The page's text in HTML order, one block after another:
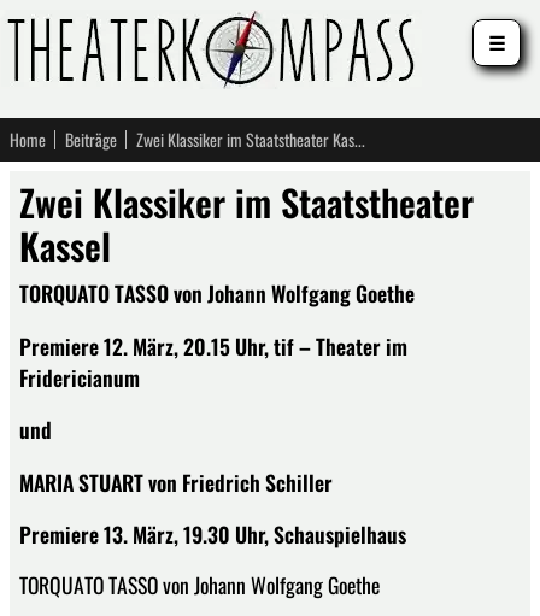
Home Beiträge Zwei Klassiker im Staatstheater Kassel
Zwei Klassiker im Staatstheater
Kassel
TORQUATO TASSO von Johann Wolfgang Goethe
Premiere 12. März, 20.15 Uhr, tif – Theater im
Fridericianum
und
MARIA STUART von Friedrich Schiller
Premiere 13. März, 19.30 Uhr, Schauspielhaus
TORQUATO TASSO von Johann Wolfgang Goethe
☰